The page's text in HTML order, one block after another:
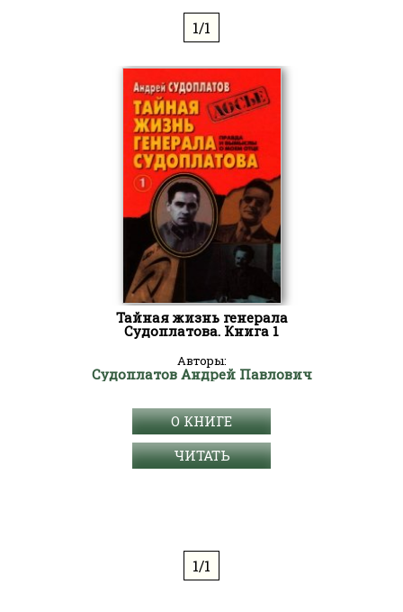
1/1
Тайная жизнь генерала
Судоплатова. Книга 1
Авторы:
Судоплатов Андрей Павлович
О КНИГЕ
ЧИТАТЬ
1/1